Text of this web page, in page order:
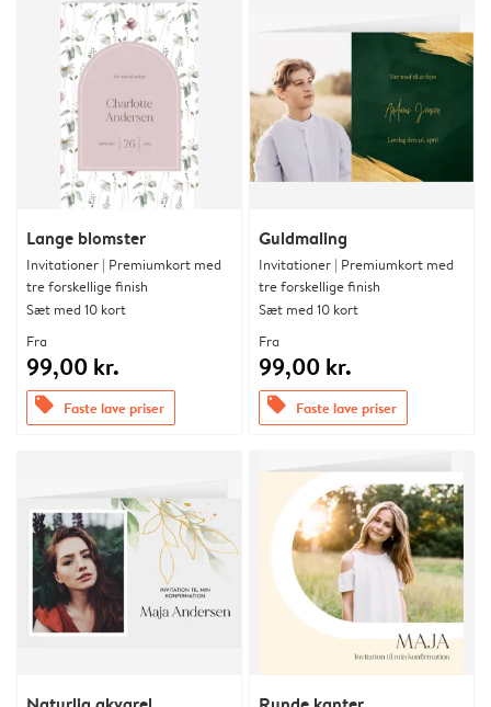
Lange blomster
Invitationer | Premiumkort med
tre forskellige finish
Sæt med 10 kort
Fra
99,00 kr.
offers Faste lave priser
Guldmaling
Invitationer | Premiumkort med
tre forskellige finish
Sæt med 10 kort
Fra
99,00 kr.
offers Faste lave priser